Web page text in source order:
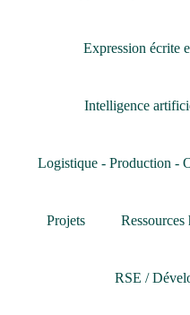
Expression écrite
Intelligence
Logistique - Production -
Projets
RSE /